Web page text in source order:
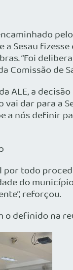
a Sesau fizesse
“Foi
Comissão de
ALE, a
vai dar para a
a nós definir
por todo
do
reforçou.
o definido na